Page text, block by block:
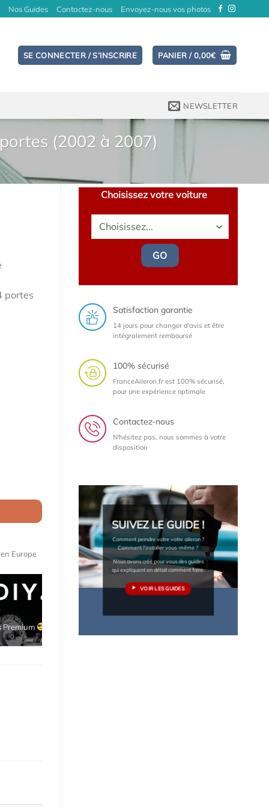
Nos Guides Contactez-nous Envoyez-nous vos photos
SE CONNECTER / S’INSCRIRE PANIER /0,00€
NEWSLETTER
(2002 à 2007)
Choisissez votre voiture
GO
Satisfaction garantie
14 jours pour changer d'avis et être
intégralement remboursé
100% sécurisé
FranceAileron.fr est 100% sécurisé,
pour une expérience optimale
Contactez-nous
N'hésitez pas, nous sommes à votre
disposition
SUIVEZ LE GUIDE !
Comment peindre votre votre aileron ?
Comment l'installer vous-même ?
Nous avons créé pour vous des guides
qui expliquent en détail comment faire.
VOIR LES GUIDES
portes
Europe